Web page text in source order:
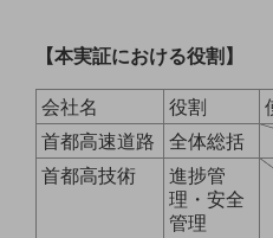
タフネススマートフォン
データ通信製品
ドコモケータイ
5G対応ホームルーター
【本実証における役割】
会社名
役割
首都高速道路
全体総括
首都高技術
進捗管
理・安全
管理